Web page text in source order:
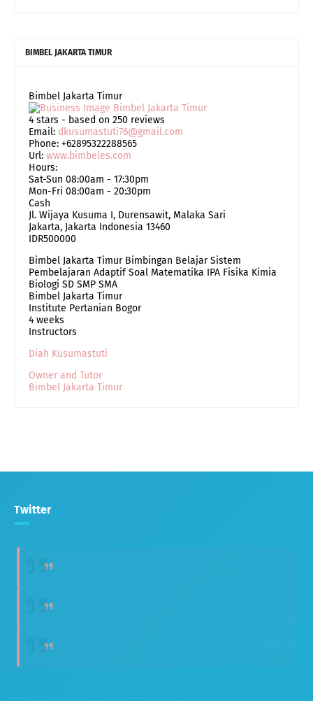
BIMBEL JAKARTA TIMUR
Bimbel Jakarta Timur
4 stars - based on 250 reviews
Email: dkusumastuti76@gmail.com
Phone: +62895322288565
Url: www.bimbeles.com
Hours:
Sat-Sun 08:00am - 17:30pm
Mon-Fri 08:00am - 20:30pm
Cash
Jl. Wijaya Kusuma I, Durensawit, Malaka Sari
Jakarta, Jakarta Indonesia 13460
IDR500000
Bimbel Jakarta Timur Bimbingan Belajar Sistem
Pembelajaran Adaptif Soal Matematika IPA Fisika Kimia
Biologi SD SMP SMA
Bimbel Jakarta Timur
Institute Pertanian Bogor
4 weeks
Instructors
Diah Kusumastuti
Owner and Tutor
Bimbel Jakarta Timur
Twitter